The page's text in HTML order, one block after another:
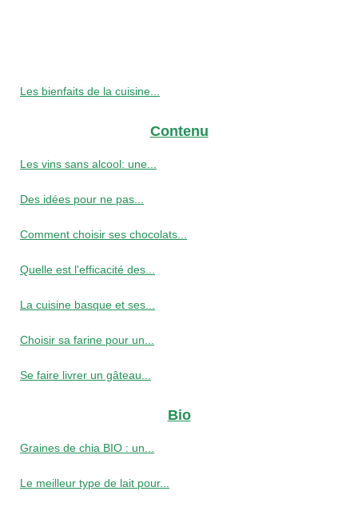
Les bienfaits de la cuisine...
Contenu
Les vins sans alcool: une...
Des idées pour ne pas...
Comment choisir ses chocolats...
Quelle est l'efficacité des...
La cuisine basque et ses...
Choisir sa farine pour un...
Se faire livrer un gâteau...
Bio
Graines de chia BIO : un...
Le meilleur type de lait pour...